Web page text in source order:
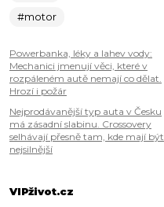
#motor
Powerbanka, léky a lahev vody:
Mechanici jmenují věci, které v
rozpáleném autě nemají co dělat.
Hrozí i požár
Nejprodávanější typ auta v Česku
má zásadní slabinu. Crossovery
selhávají přesně tam, kde mají být
nejsilnější
VIPživot.cz